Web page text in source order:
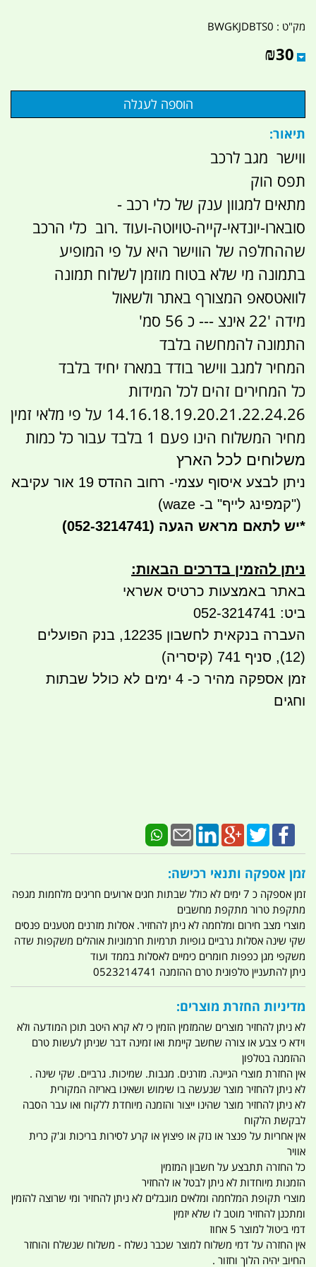
מק"ט : BWGKJDBTS0
₪30
תיאור:
ווישר מגב לרכב
תפס הוק
מתאים למגוון ענק של כלי רכב -
סובארו-יונדאי-קייה-טויוטה-ועוד .רוב כלי הרכב
שההחלפה של הווישר היא על פי המופיע
בתמונה מי שלא בטוח מוזמן לשלוח תמונה
לוואטסאפ המצורף באתר ולשאול
מידה '22 אינצ --- כ 56 סמ'
התמונה להמחשה בלבד
המחיר למגב ווישר בודד במארז יחיד בלבד
כל המחירים זהים לכל המידות
14.16.18.19.20.21.22.24.26 על פי מלאי זמין
מחיר המשלוח הינו פעם 1 בלבד עבור כל כמות
משלוחים לכל הארץ
ניתן לבצע איסוף עצמי- רחוב ההדס 19 אור עקיבא
")קמפינג לייף" ב- waze)
*יש לתאם מראש הגעה (052-3214741)
ניתן להזמין בדרכים הבאות:
באתר באמצעות כרטיס אשראי
ביט: 052-3214741
העברה בנקאית לחשבון 12235, בנק הפועלים
(12), סניף 741 (קיסריה)
זמן אספקה מהיר כ- 4 ימים לא כולל שבתות
וחגים
זמן אספקה ותנאי רכישה:
זמן אספקה כ 7 ימים לא כולל שבתות חגים ארועים חריגים מלחמות מגפה
מתקפת טרור מתקפת מחשבים
מוצרי מצב חירום ומלחמה לא ניתן להחזיר. אסלות מזרנים מטענים פנסים
שקי שינה אסלות גרביים גופיות תרמיות חרמוניות אוהלים משקפות שדה
משקפי מגן כפפות חומרים כימיים לאסלות בממד ועוד
ניתן להתעניין טלפונית טרם ההזמנה 0523214741
מדיניות החזרת מוצרים:
לא ניתן להחזיר מוצרים שהמזמין הזמין כי לא קרא היטב תוכן המודעה ולא
וידא כי צבע או צורה שחשב קיימת ואו זמינה דבר שניתן לעשות טרם
ההזמנה בטלפון
אין החזרת מוצרי הגיינה. מזרנים. מגבות. שמיכות. גרביים. שקי שינה .
לא ניתן להחזיר מוצר שנעשה בו שימוש ושאינו באריזה המקורית
לא ניתן להחזיר מוצר שהינו ייצור והזמנה מיוחדת ללקוח ואו עבר הסבה
לבקשת הלקוח
אין אחריות על פנצר או נזק או פיצוץ או קרע לסירות בריכות וג'ק כרית
אוויר
כל החזרה תתבצע על חשבון המזמין
הזמנות מיוחדות לא ניתן לבטל או להחזיר
מוצרי תקופת המלחמה ומלאים מוגבלים לא ניתן להחזיר ומי שרוצה להזמין
ומתכנן להחזיר מוטב לו שלא יזמין
דמי ביטול למוצר 5 אחוז
אין החזרה על דמי משלוח למוצר שכבר נשלח - משלוח שנשלח והוחזר
החיוב יהיה הלוך וחזור .